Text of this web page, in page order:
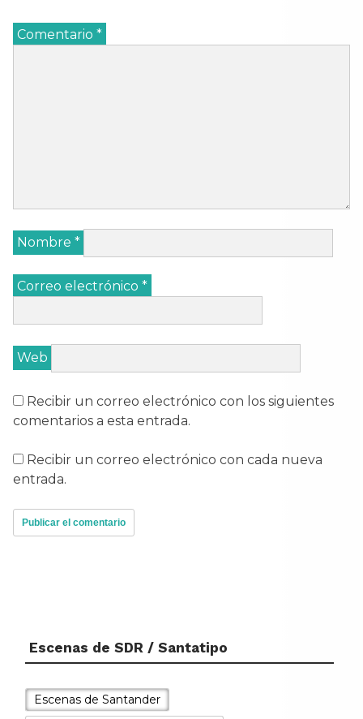
Comentario *
Nombre *
Correo electrónico *
Web
Recibir un correo electrónico con los siguientes
comentarios a esta entrada.
Recibir un correo electrónico con cada nueva
entrada.
Escenas de SDR / Santatipo
Escenas de Santander